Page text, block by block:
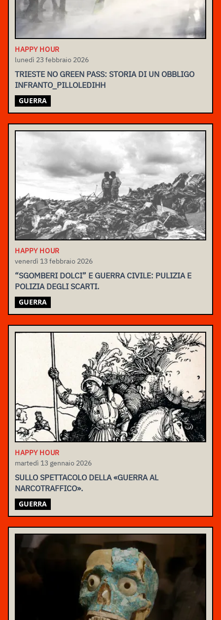
HAPPY HOUR
lunedì 23 febbraio 2026
TRIESTE NO GREEN PASS: STORIA DI UN OBBLIGO
INFRANTO_PILLOLEDIHH
GUERRA
HAPPY HOUR
venerdì 13 febbraio 2026
“SGOMBERI DOLCI” E GUERRA CIVILE: PULIZIA E
POLIZIA DEGLI SCARTI.
GUERRA
HAPPY HOUR
martedì 13 gennaio 2026
SULLO SPETTACOLO DELLA «GUERRA AL
NARCOTRAFFICO».
GUERRA